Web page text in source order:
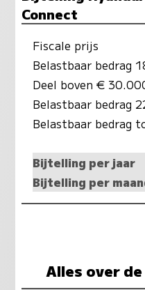
Connect
Fiscale prijs
Belastbaar bedrag
Deel boven €
Belastbaar bedrag
Belastbaar bedrag
Bijtelling per jaar
Bijtelling per
Alles over de